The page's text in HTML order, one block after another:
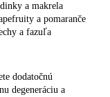
a makrela
a pomaranče
a fazuľa
dodatočnú
degeneráciu a